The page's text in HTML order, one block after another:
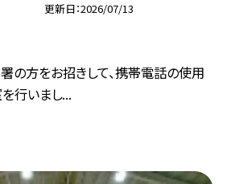
更新日 2026/07/13
の方をお招きして、携帯電話の使用
行いまし...